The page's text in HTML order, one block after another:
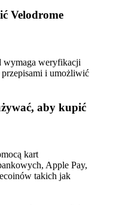
Velodrome
wymaga weryfikacji
i umożliwić
aby kupić
kart
Apple Pay,
takich jak